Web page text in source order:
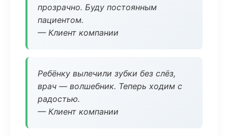
прозрачно. Буду постоянным
пациентом.
— Клиент компании
Ребёнку вылечили зубки без слёз,
врач — волшебник. Теперь ходим с
радостью.
— Клиент компании